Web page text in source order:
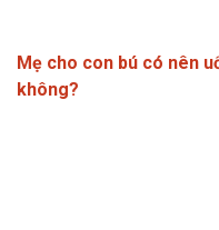
Mẹ cho con bú có nên
không?